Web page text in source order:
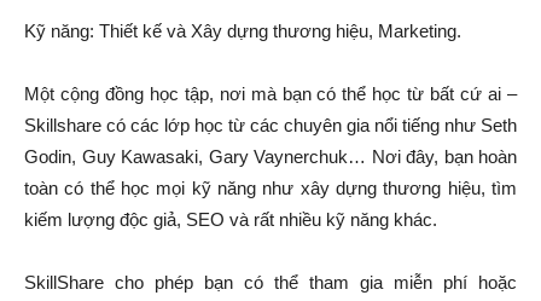
Kỹ năng: Thiết kế và Xây dựng thương hiệu, Marketing.
Một cộng đồng học tập, nơi mà bạn có thể học từ bất cứ ai –
Skillshare có các lớp học từ các chuyên gia nổi tiếng như Seth
Godin, Guy Kawasaki, Gary Vaynerchuk… Nơi đây, bạn hoàn
toàn có thể học mọi kỹ năng như xây dựng thương hiệu, tìm
kiếm lượng độc giả, SEO và rất nhiều kỹ năng khác.
SkillShare cho phép bạn có thể tham gia miễn phí hoặc